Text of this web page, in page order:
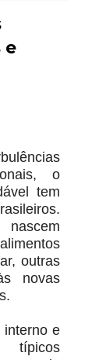
e
o
tem
nascem
outras
novas
interno e
típicos